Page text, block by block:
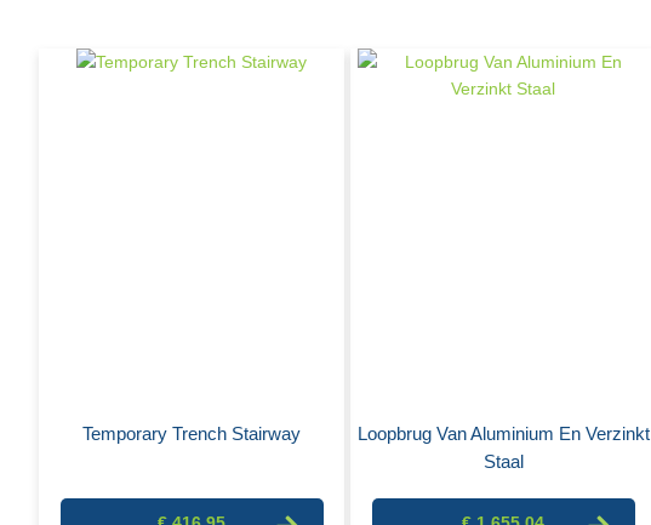
Temporary Trench Stairway
Loopbrug Van Aluminium En Verzinkt
Staal